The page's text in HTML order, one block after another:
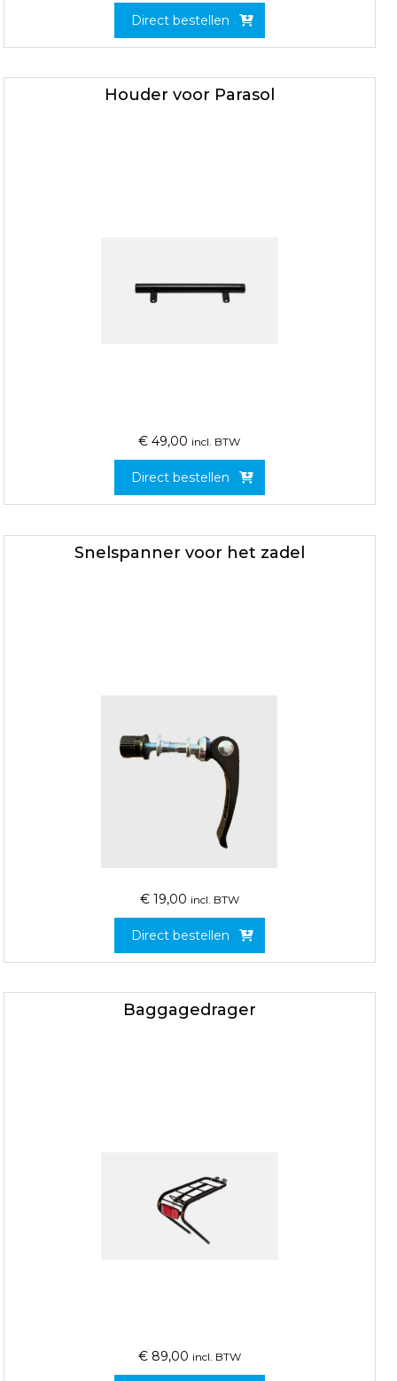
Direct bestellen
Houder voor Parasol
€ 49,00 incl. BTW
Direct bestellen
Snelspanner voor het zadel
€ 19,00 incl. BTW
Direct bestellen
Baggagedrager
€ 89,00 incl. BTW